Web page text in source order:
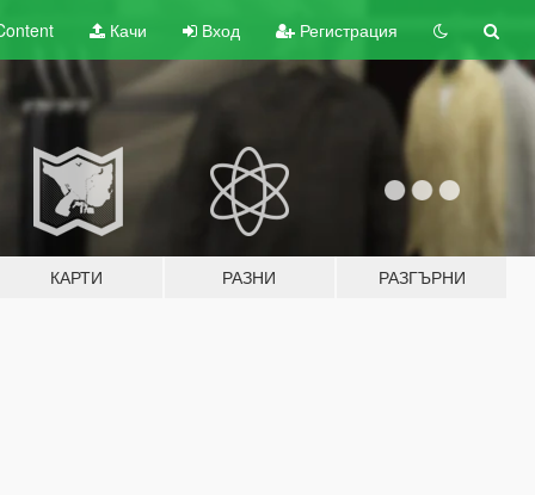
Качи Вход Регистрация
КАРТИ РАЗНИ РАЗГЪРНИ